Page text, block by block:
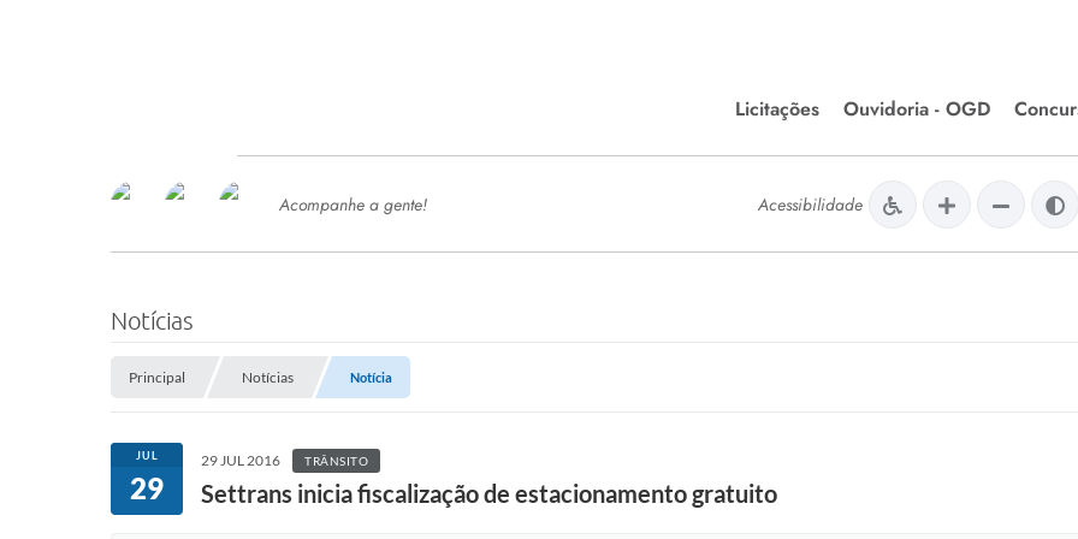
Licitações
Editais de Licitações
Chamamentos Públicos
Ouvidoria - OGD
SERVIÇOS
SEMED
Processo de Contratação -
Concursos e Processos Seletivos
Esporte
Meio Ambiente
Acompanhe a gente! Acessibilidade
Notícias
Principal Notícias Notícia
JUL
29
29 JUL 2016 TRÂNSITO
Settrans inicia fiscalização de estacionamento gratuito